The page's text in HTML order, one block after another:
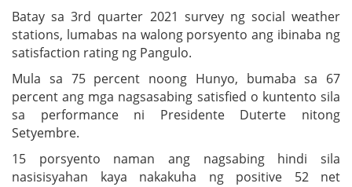
Batay sa 3rd quarter 2021 survey ng social weather
stations, lumabas na walong porsyento ang ibinaba ng
satisfaction rating ng Pangulo.
Mula sa 75 percent noong Hunyo, bumaba sa 67
percent ang mga nagsasabing satisfied o kuntento sila
sa performance ni Presidente Duterte nitong
Setyembre.
15 porsyento naman ang nagsabing hindi sila
nasisisyahan kaya nakakuha ng positive 52 net